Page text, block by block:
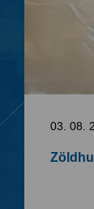
03. 08.